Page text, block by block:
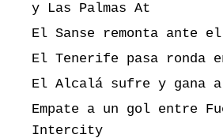
y Las Palmas At
El Sanse remonta ante
El Tenerife pasa ronda
El Alcalá sufre y gana
Empate a un gol entre
Intercity